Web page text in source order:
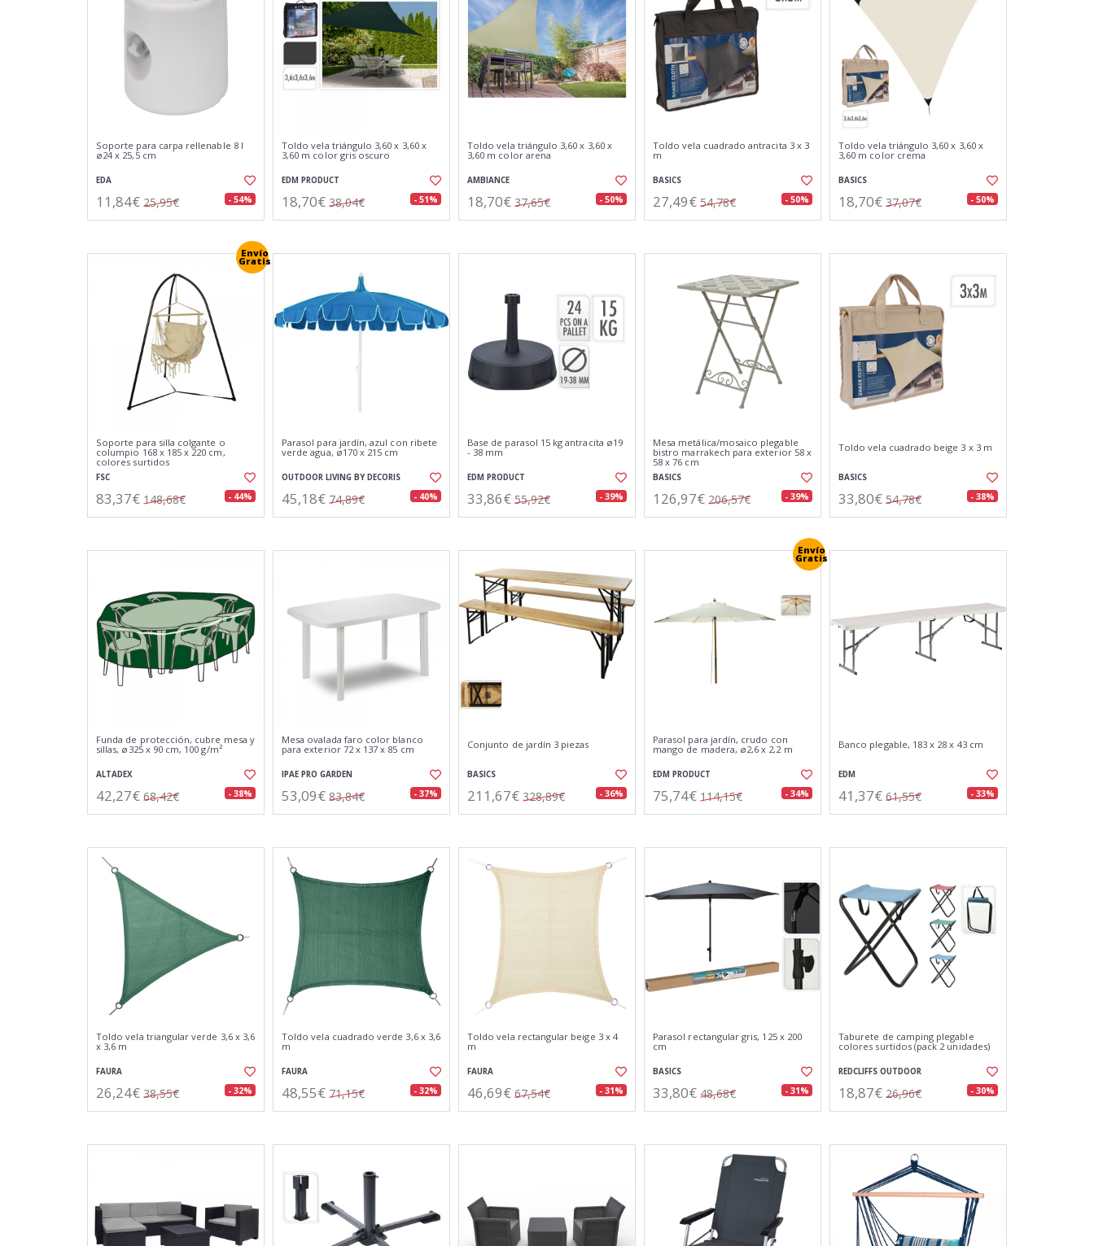
Soporte para carpa rellenable 8 l
ø24 x 25,5 cm
EDA
11,84€ 25,95€ - 54%
Toldo vela triángulo 3,60 x 3,60 x
3,60 m color gris oscuro
EDM PRODUCT
18,70€ 38,04€ - 51%
Toldo vela triángulo 3,60 x 3,60 x
3,60 m color arena
AMBIANCE
18,70€ 37,65€ - 50%
Toldo vela cuadrado antracita 3 x 3
m
BASICS
27,49€ 54,78€ - 50%
Toldo vela triángulo 3,60 x 3,60 x
3,60 m color crema
BASICS
18,70€ 37,07€ - 50%
Envío
Gratis
Soporte para silla colgante o
columpio 168 x 185 x 220 cm,
colores surtidos
FSC
83,37€ 148,68€ - 44%
Parasol para jardín, azul con ribete
verde agua, ø170 x 215 cm
OUTDOOR LIVING BY DECORIS
45,18€ 74,89€ - 40%
Base de parasol 15 kg antracita ø19
- 38 mm
EDM PRODUCT
33,86€ 55,92€ - 39%
Mesa metálica/mosaico plegable
bistro marrakech para exterior 58 x
58 x 76 cm
BASICS
126,97€ 206,57€ - 39%
Toldo vela cuadrado beige 3 x 3 m
BASICS
33,80€ 54,78€ - 38%
Funda de protección, cubre mesa y
sillas, ø325 x 90 cm, 100 g/m²
ALTADEX
42,27€ 68,42€ - 38%
Mesa ovalada faro color blanco
para exterior 72 x 137 x 85 cm
IPAE PRO GARDEN
53,09€ 83,84€ - 37%
Conjunto de jardín 3 piezas
BASICS
211,67€ 328,89€ - 36%
Envío
Gratis
Parasol para jardín, crudo con
mango de madera, ø2,6 x 2,2 m
EDM PRODUCT
75,74€ 114,15€ - 34%
Banco plegable, 183 x 28 x 43 cm
EDM
41,37€ 61,55€ - 33%
Toldo vela triangular verde 3,6 x 3,6
x 3,6 m
FAURA
26,24€ 38,55€ - 32%
Toldo vela cuadrado verde 3,6 x 3,6
m
FAURA
48,55€ 71,15€ - 32%
Toldo vela rectangular beige 3 x 4
m
FAURA
46,69€ 67,54€ - 31%
Parasol rectangular gris, 125 x 200
cm
BASICS
33,80€ 48,68€ - 31%
Taburete de camping plegable
colores surtidos (pack 2 unidades)
REDCLIFFS OUTDOOR
18,87€ 26,96€ - 30%